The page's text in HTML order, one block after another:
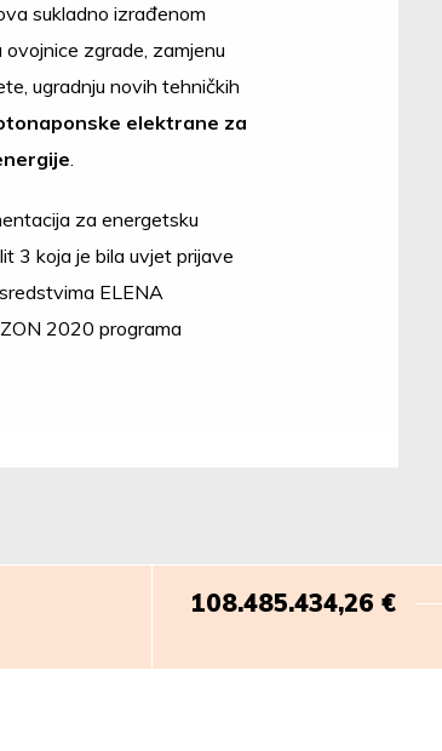
sukladno izrađenom
zgrade, zamjenu
ugradnju novih tehničkih
elektrane za
.
za energetsku
3 koja je bila uvjet prijave
ELENA
2020 programa
108.485.436,75 €